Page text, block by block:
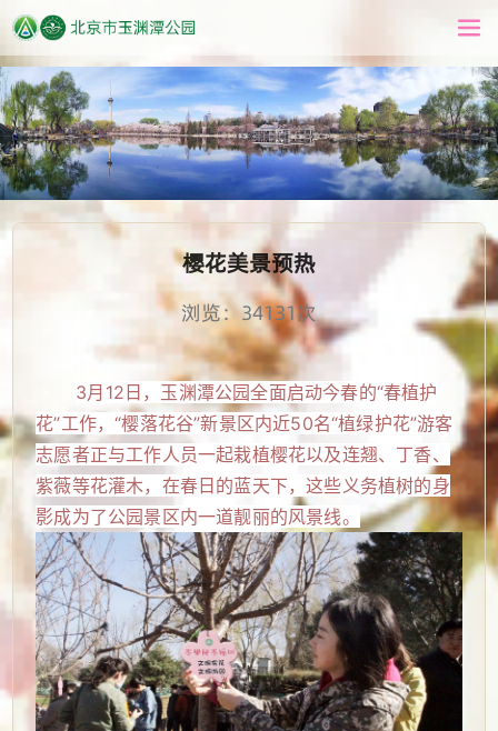
樱花美景预热
浏览：34131次
3月12日，玉渊潭公园全面启动今春的“春植护
花”工作，“樱落花谷”新景区内近50名“植绿护花”游客
志愿者正与工作人员一起栽植樱花以及连翘、丁香、
紫薇等花灌木，在春日的蓝天下，这些义务植树的身
影成为了公园景区内一道靓丽的风景线。